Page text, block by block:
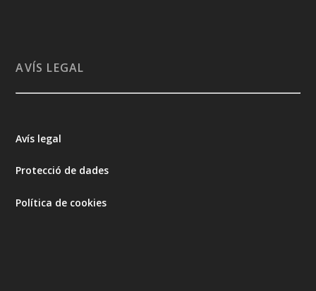
AVÍS LEGAL
Avís legal
Protecció de dades
Política de cookies